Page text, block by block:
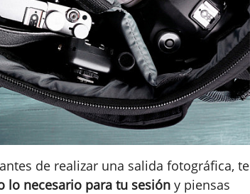
de realizar una salida fotográfica, te
lo necesario para tu sesión y piensas